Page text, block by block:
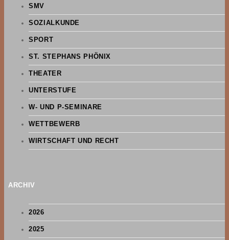
SMV
SOZIALKUNDE
SPORT
ST. STEPHANS PHÖNIX
THEATER
UNTERSTUFE
W- UND P-SEMINARE
WETTBEWERB
WIRTSCHAFT UND RECHT
ARCHIV
2026
2025